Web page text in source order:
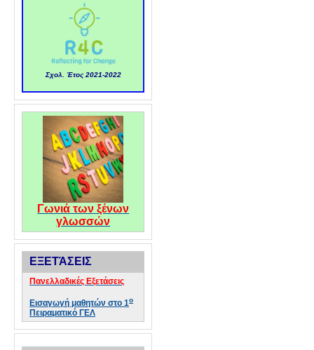
Σχολ. Έτος 2021-2022
Γωνιά των ξένων
γλωσσών
ΕΞΕΤΆΣΕΙΣ
Πανελλαδικές Εξετάσεις
Εισαγωγή μαθητών στο 1ο
Πειραματικό ΓΕΛ